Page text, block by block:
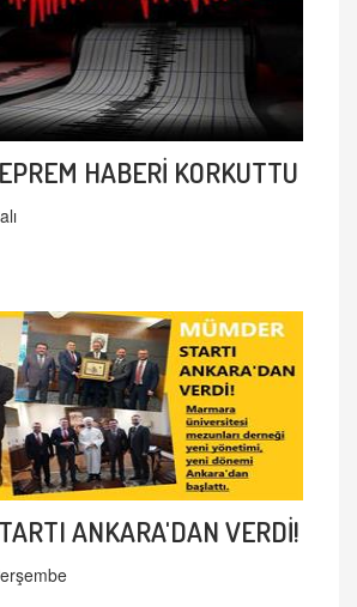
HABERİ KORKUTTU
ANKARA'DAN VERDİ!